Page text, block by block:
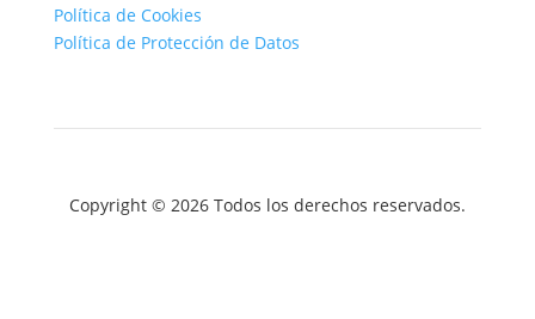
Política de Cookies
Política de Protección de Datos
Copyright © 2026 Todos los derechos reservados.